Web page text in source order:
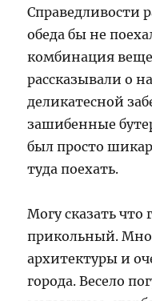
Справедливости
обеда бы не
комбинация
рассказывали о
деликатесной
зашибенные
был просто
туда поехать.
Могу сказать что
прикольный.
архитектуры и
города. Весело